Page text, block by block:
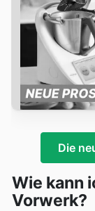
Die
Wie kann
Vorwerk?